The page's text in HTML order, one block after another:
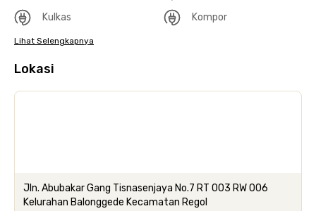
Kulkas Kompor
Lihat Selengkapnya
Lokasi
Jln. Abubakar Gang Tisnasenjaya No.7 RT 003 RW 006
Kelurahan Balonggede Kecamatan Regol